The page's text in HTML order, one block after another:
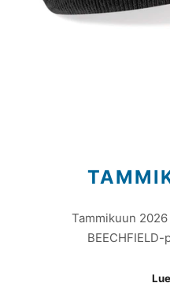
Tammikuun